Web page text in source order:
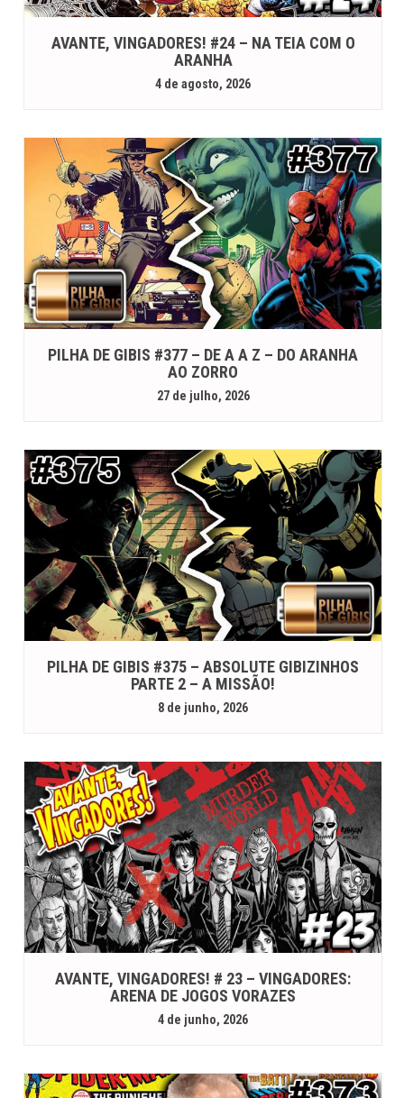
AVANTE, VINGADORES! #24 – NA TEIA COM O
ARANHA
4 de agosto, 2026
PILHA DE GIBIS #377 – DE A A Z – DO ARANHA
AO ZORRO
27 de julho, 2026
PILHA DE GIBIS #375 – ABSOLUTE GIBIZINHOS
PARTE 2 – A MISSÃO!
8 de junho, 2026
AVANTE, VINGADORES! # 23 – VINGADORES:
ARENA DE JOGOS VORAZES
4 de junho, 2026